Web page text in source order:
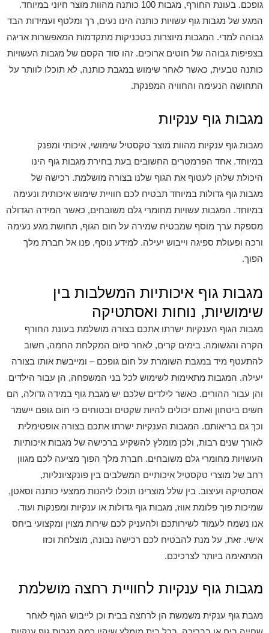
גופכם. בעונת החורף, מגבות 100 כותנה מהוות מוצר חיוני במיוחד.
המגע של מגבות גוף עשויות כותנה הינו נעים, רך ומלטף ועמידות הבד
גבוהה למדי. המגבות מיוצרות בטכניקות מתקדמות המאפשרות אריגה
בצפיפות גבוהה של חוטים ארוכים. זהו סוד הקסם של מגבות העשויות
כותנה טבעית, כאשר לאחר שימוש במגבת כותנה, לא תוכלו לוותר על
התחושה הנעימה והחוויה המפנקת.
מגבות גוף ענקיות
מגבות גוף ענקיות מהוות מוצר טקסטיל שימושי, איכותי ומפנק
במיוחד. אחד הפרמטרים החשובים בעת בחירת מגבות גוף הינו
היכולת שלהן לעטוף את הגוף שלנו בצורה מושלמת. רכישה של
מגבות גוף גדולות במיוחד תבטיח לכם חוויית שימוש איכותית ונעימה
במיוחד. המגבות עשויות מחומרי גלם משובחים, כאשר המידה הגדולה
מספקת ערך מוסף שמבטיח שמירה על חום הגוף, תחושת מגע נעימה
ורכה ופעולת ספיגה וייבוש יעילה. למידע נוסף, פנו אל חברת מלך
הפוך.
מגבות גוף איכותיות המשלבות בין
שימושיות, נוחות ואסתטיקה
מגבות הגוף הענקיות ישרתו אתכם בצורה מושלמת בעונת החורף
הקרה והגשומה. בימים קרים, לאחר סיום המקלחת החמה, חשוב
להתעטף מיד במגבת השומרת על חום גופכם – ומייבשת אותו בצורה
יעילה. המגבות מתאימות לשימוש לכל בני המשפחה, הן עבור הילדים
והן עבור ההורים. כאשר לילדים שלכם יש מגבת גוף במידה גדולה, הם
חשים ביטחון ואתם יכולים להיות שקטים ובטוחים כי חום גופם יישמר
וכך גם בריאותם. המגבות הענקיות ישרתו אתכם בצורה אופטימלית
לאורך שנים רבות, ולכן מומלץ להשקיע ברכישה של מגבות איכותיות
העשויות מחומרי גלם משובחים. חברת מלך הפוך מציעה לכם מגוון
רחב של מוצרי טקסטיל איכותיים המשלבים בין פונקציונליות,
אסתטיקה ועיצוב. בין שלל מוצרינו תוכלו ליהנות ממצעי כותנה וסאטן,
שמיכות פוך פלומת אווז, מגבות גוף גדולות או ענקיות ומפנקות ועוד.
אנו נשמח לעמוד לשירותכם ולהעניק לכם שירות מצוין ומקצועי ביחס
אישי. זאת, על מנת להבטיח לכם רכישה נבונה, מוצלחת וכזו
המתאימה ביותר לצרכיכם.
מגבות גוף ענקיות לחוויית רחצה מושלמת
מגבת גוף ענקית משמשת הן לרחצה בבית וכן לייבוש הגוף לאחר